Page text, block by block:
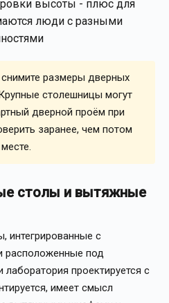
высоты - плюс для
люди с разными
размеры дверных
столешницы могут
дверной проём при
заранее, чем потом
столы и вытяжные
интегрированные с
расположенные под
проектируется с
имеет смысл